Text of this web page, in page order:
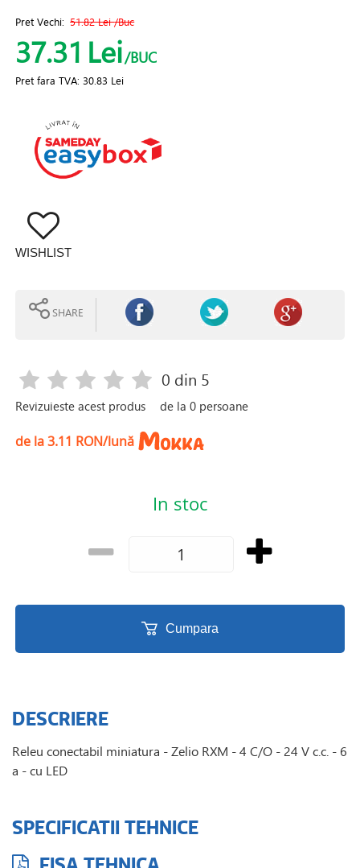
Pret Vechi: 51.82 Lei/Buc
37.31Lei/BUC
Pret fara TVA:30.83 Lei
WISHLIST
SHARE
Revizuieste acest produs
0 din 5
de la0 persoane
de la 3.11 RON/lună
In stoc
Cumpara
DESCRIERE
Releu conectabil miniatura - Zelio RXM - 4 C/O - 24 V c.c. - 6
a - cu LED
SPECIFICATII TEHNICE